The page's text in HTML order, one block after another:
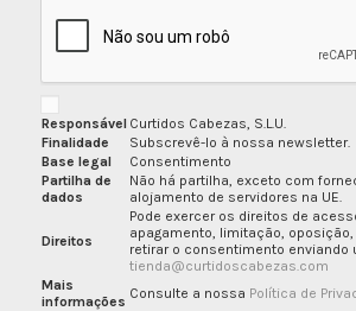
Responsável Curtidos Cabezas, S.L.U.
Finalidade
Subscrevê-lo à nossa newsletter.
Base legal
Consentimento
Partilha de
dados
Não há partilha, exceto com
alojamento de servidores na UE.
Direitos
Pode exercer os direitos de
apagamento, limitação,
retirar o consentimento enviando
tienda@curtidoscabezas.com
Mais
informações Consulte a nossa Política de